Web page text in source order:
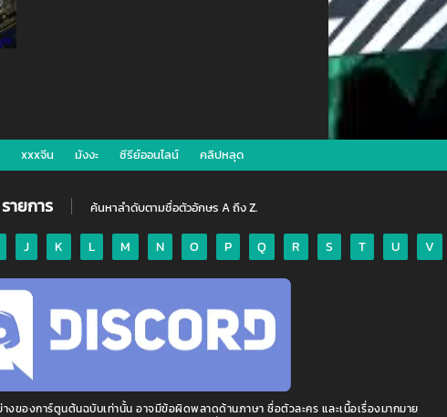
xxxจีน มังงะ ซีรีย์ออนไลน์ คลิปหลุด
ายการ ค้นหาลำดับตามชื่อตัวอักษร A ถึง Z.
J K L M N O P Q R S T U V
งของการ์ตูนต้นฉบับเท่านั้น อาจมีข้อผิดพลาดด้านภาษา ชื่อตัวละคร และเนื้อเรื่องมากมาย